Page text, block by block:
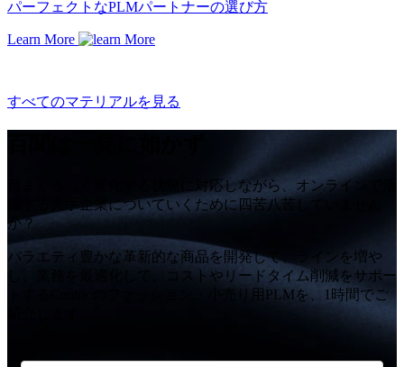
パーフェクトなPLMパートナーの選び方
Learn More
すべてのマテリアルを見る
目まぐるしく変化する状況に対応しながら、オンラインで活
躍する大手企業についていくために四苦八苦していません
か？
バラエティ豊かな革新的な商品を開発して、ラインを増や
し、業務を最適化して、コストやリードタイム削減をサポー
トするCentricのファッション・小売り用PLMを、1時間でご